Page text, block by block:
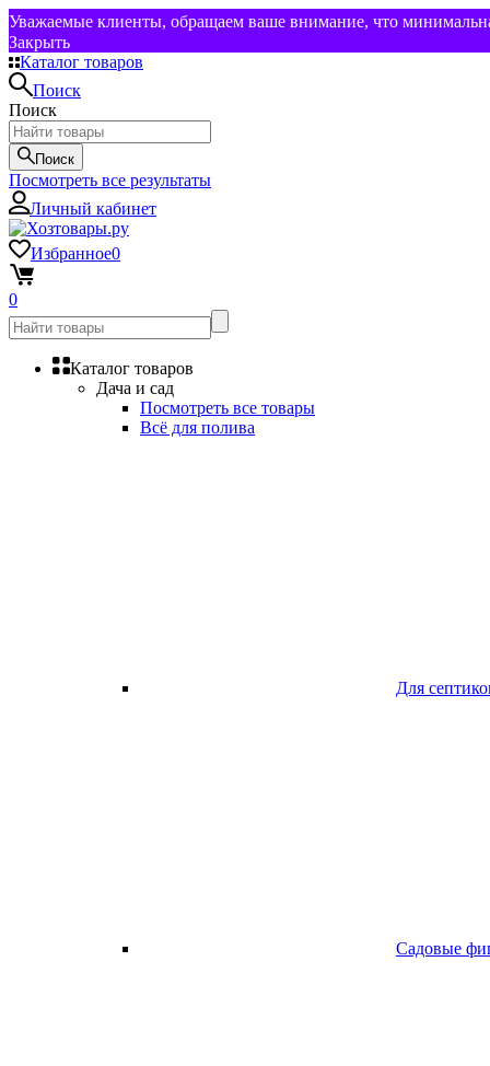
Уважаемые клиенты, обращаем ваше внимание, что
Закрыть
Каталог товаров
Поиск
Поиск
Поиск
Посмотреть все результаты
Личный кабинет
Избранное0
0
Каталог товаров
Дача и сад
Посмотреть все товары
Всё для полива
Для
Садовые